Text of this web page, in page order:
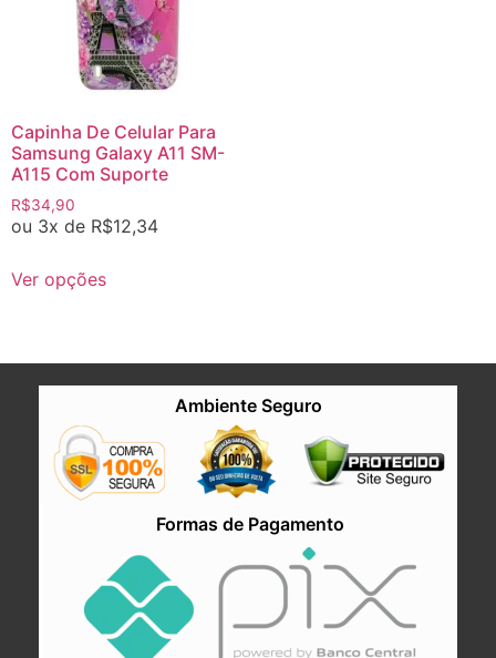
Capinha De Celular Para
Samsung Galaxy A11 SM-
A115 Com Suporte
R$34,90
ou 3x de R$12,34
Ver opções
Ambiente Seguro
Formas de Pagamento